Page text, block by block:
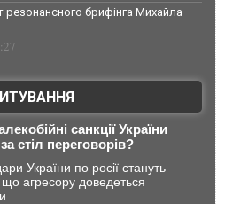
резонансного брифінга Михайла
санкції України
стіл переговорів?
України по росії стануть
агресору доведеться